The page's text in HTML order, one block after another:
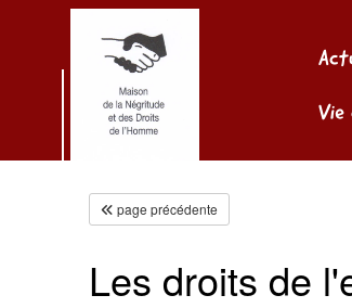
Vie
page précédente
Les droits de
Panneau de gestion des cookies